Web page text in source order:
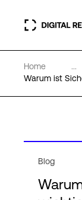
Home ...
Warum ist
Blog